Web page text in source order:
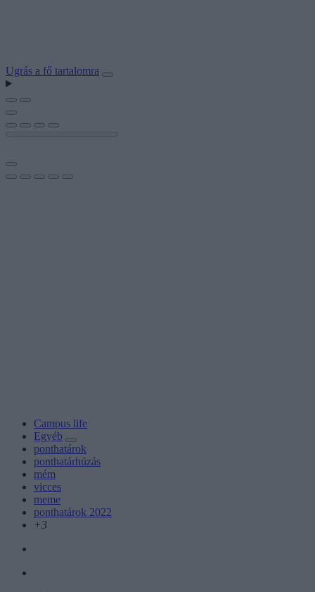
Ugrás a fő tartalomra
Campus life
Egyéb
ponthatárok
ponthatárhúzás
mém
vicces
meme
ponthatárok 2022
+3